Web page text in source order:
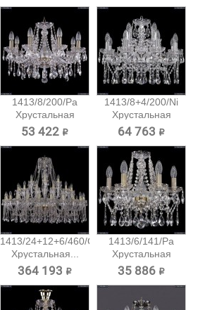
1413/8/200/Pa
Хрустальная
подвесная...
53 422 ₽
1413/8+4/200/Ni
Хрустальная
подвесная...
64 763 ₽
1413/24+12+6/460/G
Хрустальная...
364 193 ₽
1413/6/141/Pa
Хрустальная
подвесная...
35 886 ₽